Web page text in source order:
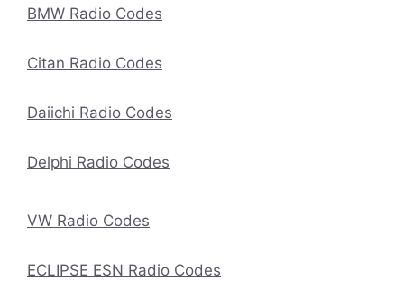
BMW Radio Codes
Citan Radio Codes
Daiichi Radio Codes
Delphi Radio Codes
VW Radio Codes
ECLIPSE ESN Radio Codes